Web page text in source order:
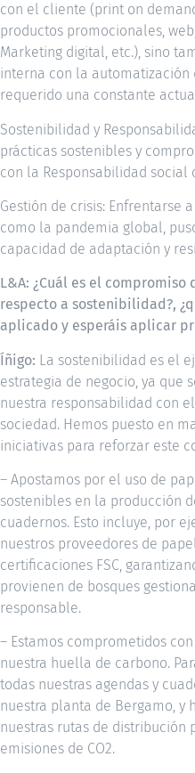
con el cliente (print on
productos promocionales,
Marketing digital, etc.), sino
interna con la automatización
requerido una constante
Sostenibilidad y
prácticas sostenibles y
con la Responsabilidad social
Gestión de crisis: Enfrentarse
como la pandemia global,
capacidad de adaptación y
L&A: ¿Cuál es el compromiso
respecto a sostenibilidad?,
aplicado y esperáis aplicar
Íñigo: La sostenibilidad es el
estrategia de negocio, ya que
nuestra responsabilidad con
sociedad. Hemos puesto en
iniciativas para reforzar este
– Apostamos por el uso de
sostenibles en la producción
cuadernos. Esto incluye, por
nuestros proveedores de
certificaciones FSC,
provienen de bosques
responsable.
– Estamos comprometidos
nuestra huella de carbono.
todas nuestras agendas y
nuestra planta de Bergamo, y
nuestras rutas de distribución
emisiones de CO2.